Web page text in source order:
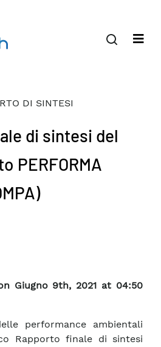
DI SINTESI
di sintesi del
PERFORMA
Giugno 9th, 2021 at 04:50
performance ambientali
Rapporto finale di sintesi